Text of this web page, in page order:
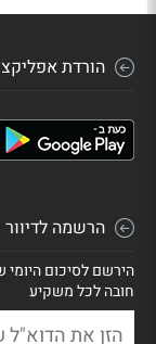
הורדת
הרשמה לדיוור
הירשם לסיכום היומי
חובה לכל משקיע